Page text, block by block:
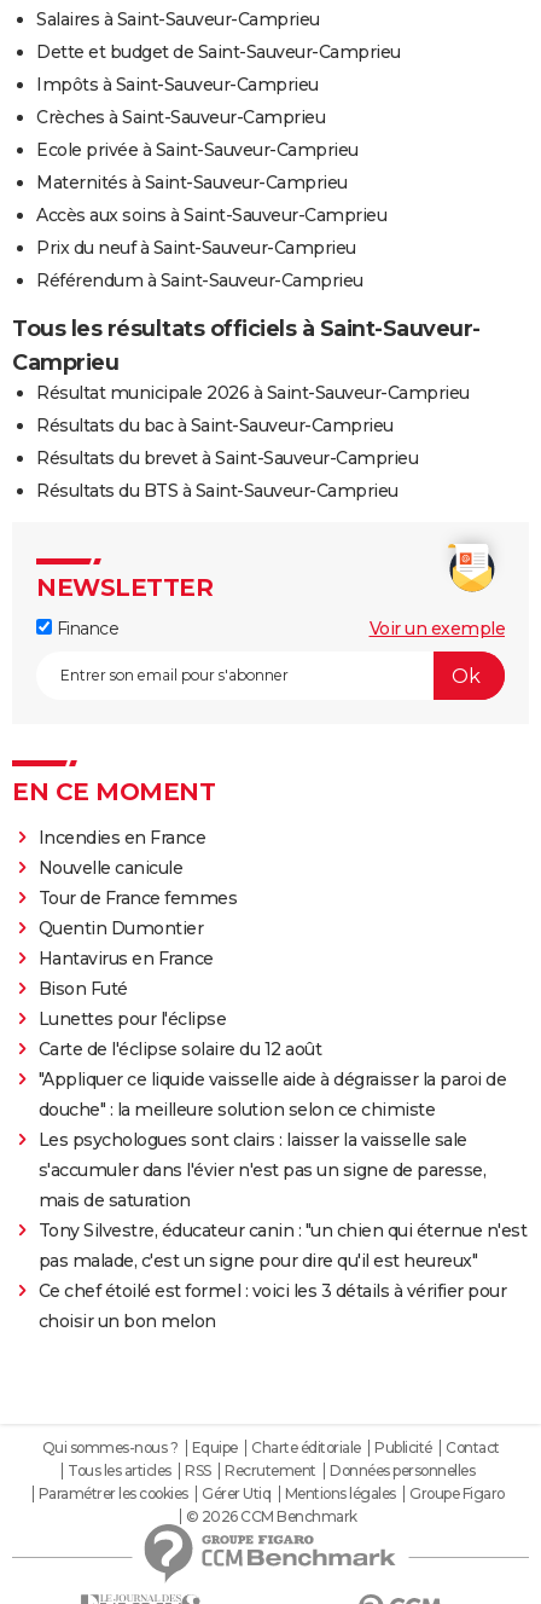
Salaires à Saint-Sauveur-Camprieu
Dette et budget de Saint-Sauveur-Camprieu
Impôts à Saint-Sauveur-Camprieu
Crèches à Saint-Sauveur-Camprieu
Ecole privée à Saint-Sauveur-Camprieu
Maternités à Saint-Sauveur-Camprieu
Accès aux soins à Saint-Sauveur-Camprieu
Prix du neuf à Saint-Sauveur-Camprieu
Référendum à Saint-Sauveur-Camprieu
Tous les résultats officiels à Saint-Sauveur-
Camprieu
Résultat municipale 2026 à Saint-Sauveur-Camprieu
Résultats du bac à Saint-Sauveur-Camprieu
Résultats du brevet à Saint-Sauveur-Camprieu
Résultats du BTS à Saint-Sauveur-Camprieu
NEWSLETTER
Finance Voir un exemple
EN CE MOMENT
Incendies en France
Nouvelle canicule
Tour de France femmes
Quentin Dumontier
Hantavirus en France
Bison Futé
Lunettes pour l'éclipse
Carte de l'éclipse solaire du 12 août
"Appliquer ce liquide vaisselle aide à dégraisser la paroi de
douche" : la meilleure solution selon ce chimiste
Les psychologues sont clairs : laisser la vaisselle sale
s'accumuler dans l'évier n'est pas un signe de paresse,
mais de saturation
Tony Silvestre, éducateur canin : "un chien qui éternue n'est
pas malade, c'est un signe pour dire qu'il est heureux"
Ce chef étoilé est formel : voici les 3 détails à vérifier pour
choisir un bon melon
Qui sommes-nous ? Equipe Charte éditoriale Publicité
Contact
Tous les articles
RSS Recrutement
Données personnelles
Paramétrer les cookies
Gérer Utiq Mentions légales
Groupe Figaro
© 2026 CCM Benchmark